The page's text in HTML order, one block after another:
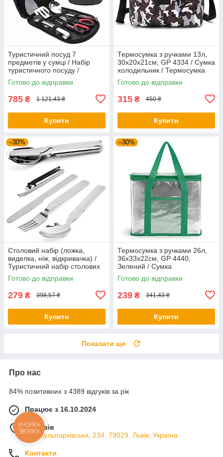
Туристичний посуд 7
предметів у сумці / Набір
туристичного посуду /
Кухонне приладдя для
кемпінгу
Готово до відправки
785 ₴ 1 121,43 ₴
Купити
Термосумка з ручками 13л,
30х20х21см, GP 4334 / Сумка
холодильник / Термосумка
для їжі та напоїв
Готово до відправки
315 ₴ 450 ₴
Купити
–30%
Столовий набір (ложка,
виделка, ніж, відкривачка) /
Туристичний набір столових
приборів
Готово до відправки
279 ₴ 398,57 ₴
Купити
–30%
Термосумка з ручками 26л,
36x33x22см, GP 4440,
Зелений / Сумка
холодильник / Сумка термос /
Термосумка для їжі
Готово до відправки
239 ₴ 341,43 ₴
Купити
Показати ще
Про нас
84% позитивних з 4389 відгуків за рік
Працює з 16.10.2024
м. Львів
вул. Кульпарківська, 234, 79029, Львів, Україна
Контакти
КНОПКА
ЗВ'ЯЗКУ